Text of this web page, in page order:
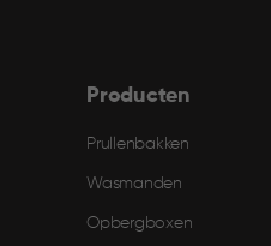
Producten
Prullenbakken
Wasmanden
Opbergboxen